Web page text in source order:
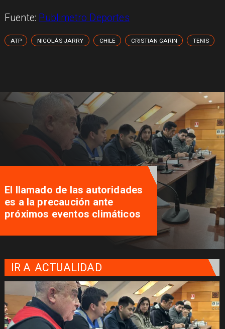
Fuente: Publimetro Deportes
ATP NICOLÁS JARRY CHILE CRISTIAN GARIN TENIS
Traveler Tips, la aplicación que
nació en Pucón y busca
potenciar el turismo local
IR A ACTUALIDAD